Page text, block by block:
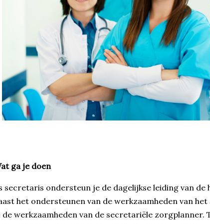
ga je doen
secretaris ondersteun je de dagelijkse leiding van de
het ondersteunen van de werkzaamheden van
de werkzaamheden van de secretariële zorgplanner.